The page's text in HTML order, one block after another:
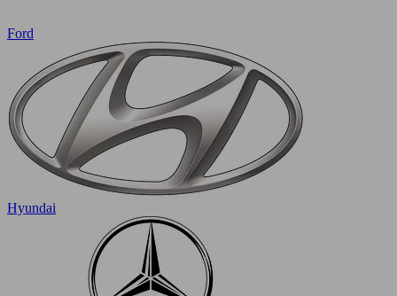
Ford
Hyundai